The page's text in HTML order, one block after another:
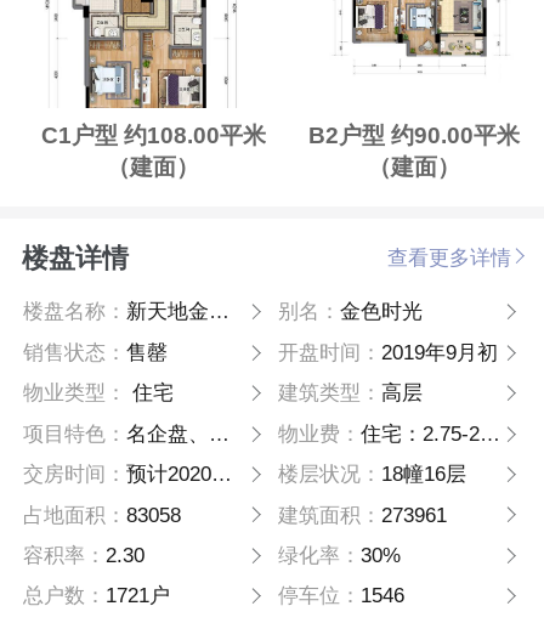
C1户型 约108.00平米
（建面）
B2户型 约90.00平米
（建面）
楼盘详情 查看更多详情
楼盘名称： 新天地金色时光 别名： 金色时光
销售状态：售罄 开盘时间： 2019年9月初
物业类型：
住宅 建筑类型： 高层
项目特色：名企盘、五证齐全 物业费： 住宅：2.75-2.85
交房时间：预计2020年年初交房 楼层状况： 18幢16层
占地面积：83058 建筑面积： 273961
容积率：2.30 绿化率： 30%
总户数： 1721户 停车位： 1546